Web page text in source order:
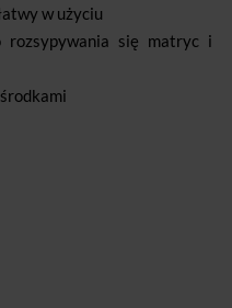
w użyciu
rozsypywania się matryc i